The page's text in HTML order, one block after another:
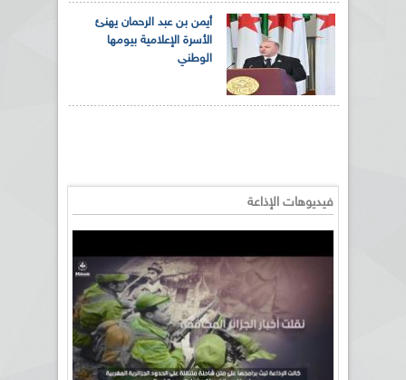
أيمن بن عبد الرحمان يهنئ
الأسرة الإعلامية بيومها
الوطني
فيديوهات الإذاعة